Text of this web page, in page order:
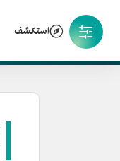
استكشف